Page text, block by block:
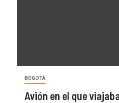
BOGOTÁ
Avión en el que